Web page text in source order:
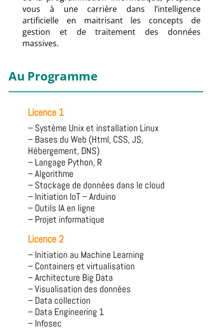
vous à une carrière dans l’intelligence
artificielle en maitrisant les concepts de
gestion et de traitement des données
massives.
Au Programme
Licence 1
– Système Unix et installation Linux
– Bases du Web (Html, CSS, JS,
Hébergement, DNS)
– Langage Python, R
– Algorithme
– Stockage de données dans le cloud
– Initiation IoT – Arduino
– Outils IA en ligne
– Projet informatique
Licence 2
– Initiation au Machine Learning
– Containers et virtualisation
– Architecture Big Data
– Visualisation des données
– Data collection
– Data Engineering 1
– Infosec